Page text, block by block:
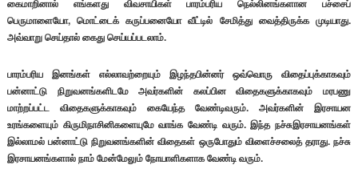
கைமாறினால் எங்களது விவசாயிகள் பாரம்பரிய நெல்லினங்களான பச்சைப்
பெருமாளையோ, மொட்டைக் கருப்பனையோ வீட்டில் சேமித்து வைத்திருக்க முடியாது.
அவ்வாறு செய்தால் கைது செய்யப்படலாம்.
பாரம்பரிய இனங்கள் எல்லாவற்றையும் இழந்தபின்னர் ஒவ்வொரு விதைப்புக்காகவும்
பன்னாட்டு நிறுவனங்களிடமே அவர்களின் கலப்பின விதைகளுக்காகவும் மரபணு
மாற்றப்பட்ட விதைகளுக்காகவும் கையேந்த வேண்டிவரும். அவர்களின் இரசாயன
உரங்களையும் கிருமிநாசினிகளையுமே வாங்க வேண்டி வரும். இந்த நச்சுஇரசாயனங்கள்
இல்லாமல் பன்னாட்டு நிறுவனங்களின் விதைகள் ஒருபோதும் விளைச்சலைத் தராது. நச்சு
இரசாயனங்களால் நாம் மேன்மேலும் நோயாளிகளாக வேண்டி வரும்.